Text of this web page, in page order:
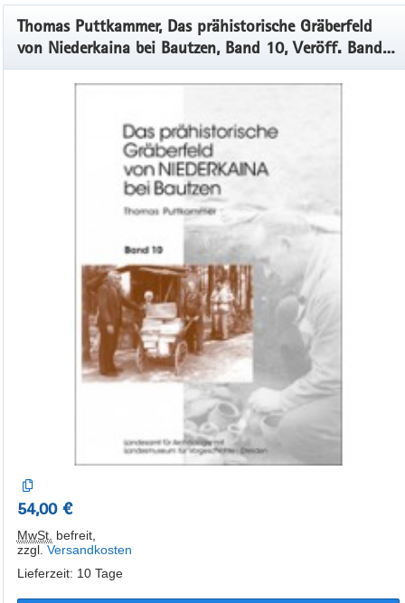
Thomas Puttkammer, Das prähistorische Gräberfeld
von Niederkaina bei Bautzen, Band 10, Veröff. Band
54
54,00 €
MwSt. befreit,
zzgl. Versandkosten
Lieferzeit: 10 Tage